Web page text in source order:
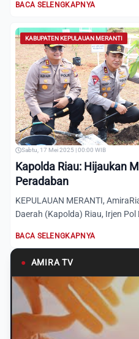
BACA SELENGKAPNYA
KABUPATEN KEPULAUAN MERANTI
Sabtu, 17 Mei 2025 | 00:00 WIB
Kapolda Riau: Hijaukan
Peradaban
KEPULAUAN MERANTI,
Daerah (Kapolda) Riau, Irjen Pol
BACA SELENGKAPNYA
● AMIRA TV